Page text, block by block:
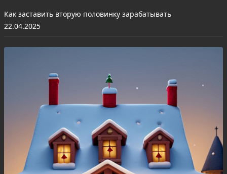
Как заставить вторую половинку зарабатывать
22.04.2025